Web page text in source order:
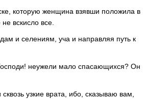
которую женщина взявши положила в
вскисло все.
и селениям, уча и направляя путь к
неужели мало спасающихся? Он
узкие врата, ибо, сказываю вам,